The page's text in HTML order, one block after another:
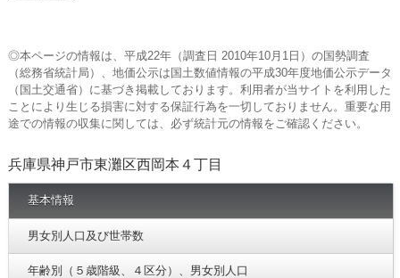
◎本ページの情報は、平成22年（調査日 2010年10月1日）の国勢調査
（総務省統計局）、地価公示は国土数値情報の平成30年度地価公示データ
（国土交通省）に基づき掲載しております。利用者が当サイトを利用した
ことにより生じる損害に対する保証行為を一切しておりません。重要な用
途での情報の収集に関しては、必ず統計元の情報をご確認ください。
兵庫県神戸市東灘区西岡本４丁目
基本情報
男女別人口及び世帯数
年齢別（５歳階級、４区分）、男女別人口